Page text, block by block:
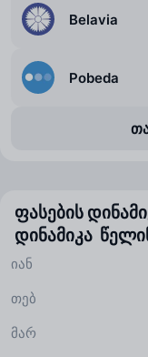
Belavia
Pobeda
ფასების
დინამიკა
იან
თებ
მარ